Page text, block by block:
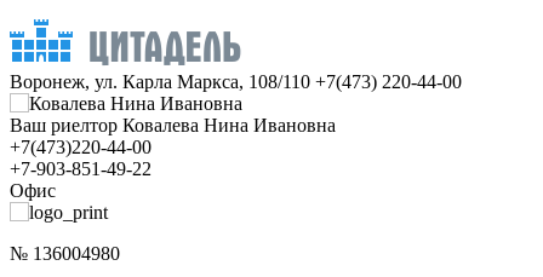
Воронеж, ул. Карла Маркса, 108/110 +7(473) 220-44-00
Ваш риелтор Ковалева Нина Ивановна
+7(473)220-44-00
+7-903-851-49-22
Офис
№ 136004980